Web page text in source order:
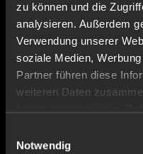
zu können und die
analysieren. Außerdem
Verwendung unserer
soziale Medien,
Partner führen diese
weiteren Daten
Notwendig
PP
eckig,
mit blauem